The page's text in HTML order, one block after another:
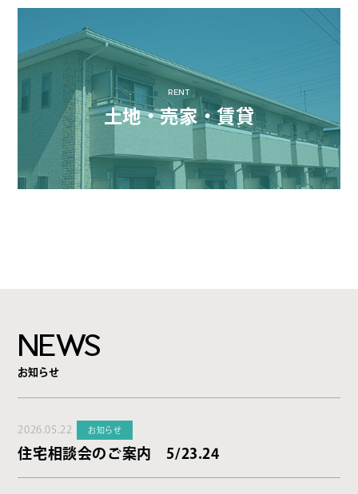
RENT
土地・売家・賃貸
NEWS
お知らせ
2026.05.22 お知らせ
住宅相談会のご案内 5/23.24